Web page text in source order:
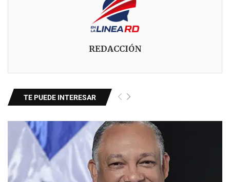
REDACCIÓN
TE PUEDE INTERESAR